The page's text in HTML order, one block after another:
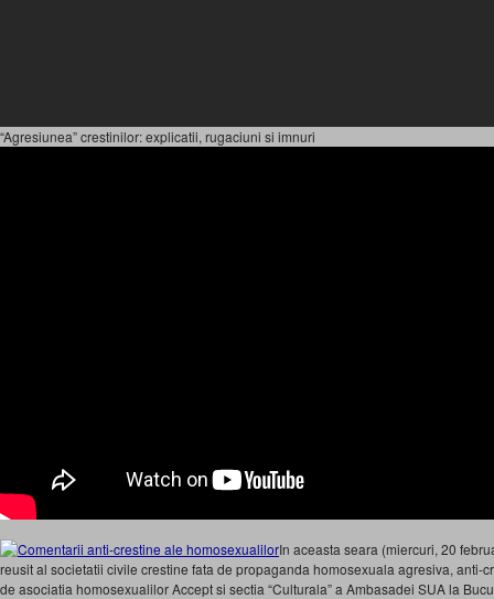
“Agresiunea” crestinilor: explicatii, rugaciuni si imnuri
In aceasta seara (miercuri, 20
reusit al societatii civile crestine fata de propaganda homosexuala agresiva, anti-
de asociatia homosexualilor Accept si sectia “Culturala” a Ambasadei SUA la